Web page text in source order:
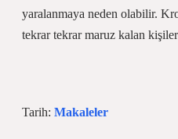
yaralanmaya neden olabilir.
tekrar tekrar maruz kalan
Tarih: Makaleler